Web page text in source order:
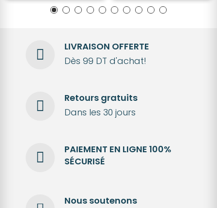
LIVRAISON OFFERTE
Dès 99 DT d'achat!
Retours gratuits
Dans les 30 jours
PAIEMENT EN LIGNE 100%
SÉCURISÉ
Nous soutenons